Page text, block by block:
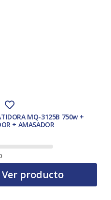
MQ-3125B 750w +
+ AMASADOR
Ver producto